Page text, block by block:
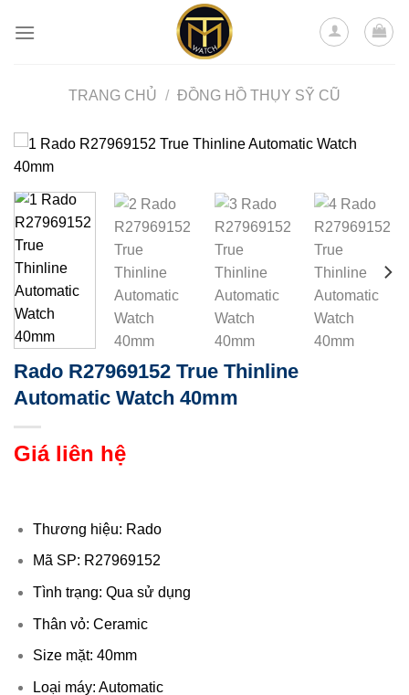
TRANG CHỦ / ĐỒNG HỒ THỤY SỸ CŨ
Rado R27969152 True Thinline
Automatic Watch 40mm
Giá liên hệ
Thương hiệu: Rado
Mã SP: R27969152
Tình trạng: Qua sử dụng
Thân vỏ: Ceramic
Size mặt: 40mm
Loại máy: Automatic